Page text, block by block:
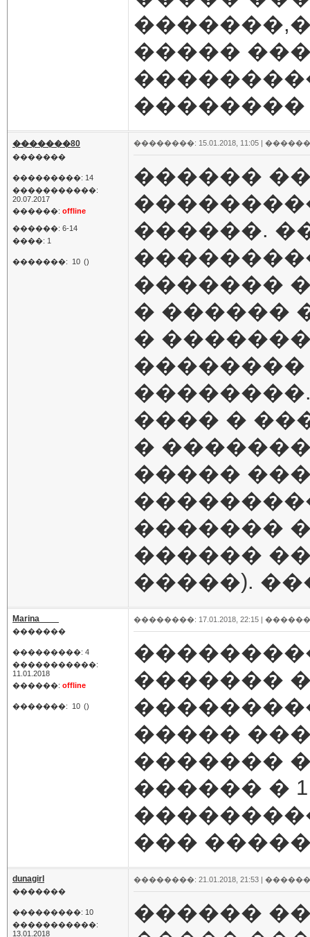
�����
��������
�������80
�������
���������: 14
�����������:
20.07.2017
������: offline
������: 6-14
����: 1
�������: 10 ()
��������: 15.01.2018, 11:05 |
������
������.
�������
� ������
�
���� �
�
�����
�������
������
�����).
Marina____
�������
���������: 4
�����������:
11.01.2018
������: offline
�������: 10 ()
��������: 17.01.2018, 22:15 |
�������
�����
�������
������ �
���
dunagirl
�������
���������: 10
�����������:
13.01.2018
��������: 21.01.2018, 21:53 |
������